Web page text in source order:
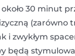
30 minut
(zarówno
i zwykłym
będą